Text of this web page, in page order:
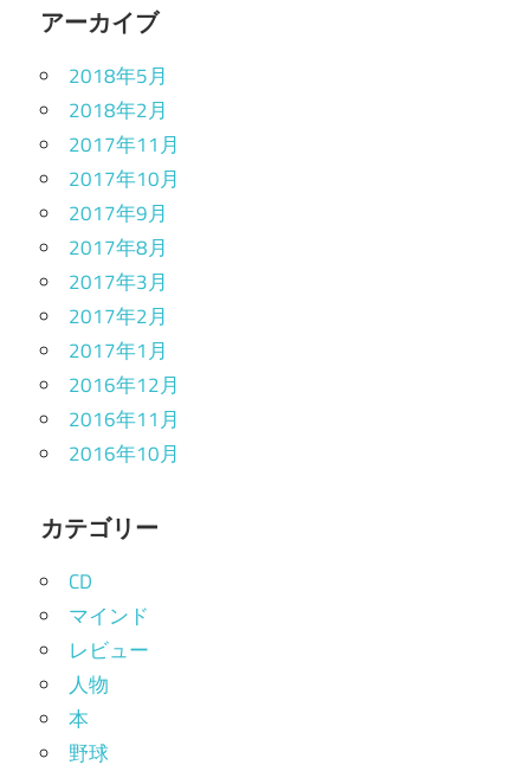
アーカイブ
2018年5月
2018年2月
2017年11月
2017年10月
2017年9月
2017年8月
2017年3月
2017年2月
2017年1月
2016年12月
2016年11月
2016年10月
カテゴリー
CD
マインド
レビュー
人物
本
野球